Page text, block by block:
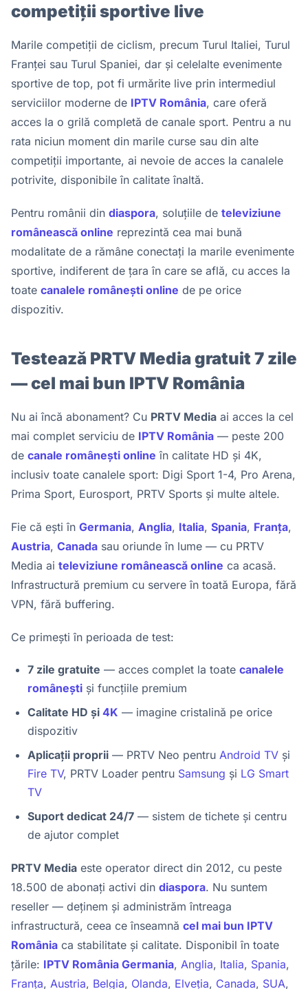
competiții sportive live
Marile competiții de ciclism, precum Turul Italiei, Turul
Franței sau Turul Spaniei, dar și celelalte evenimente
sportive de top, pot fi urmărite live prin intermediul
serviciilor moderne de IPTV România, care oferă
acces la o grilă completă de canale sport. Pentru a nu
rata niciun moment din marile curse sau din alte
competiții importante, ai nevoie de acces la canalele
potrivite, disponibile în calitate înaltă.
Pentru românii din diaspora, soluțiile de televiziune
românească online reprezintă cea mai bună
modalitate de a rămâne conectați la marile evenimente
sportive, indiferent de țara în care se află, cu acces la
toate canalele românești online de pe orice
dispozitiv.
Testează PRTV Media gratuit 7 zile
— cel mai bun IPTV România
Nu ai încă abonament? Cu PRTV Media ai acces la cel
mai complet serviciu de IPTV România — peste 200
de canale românești online în calitate HD și 4K,
inclusiv toate canalele sport: Digi Sport 1-4, Pro Arena,
Prima Sport, Eurosport, PRTV Sports și multe altele.
Fie că ești în Germania, Anglia, Italia, Spania, Franța,
Austria, Canada sau oriunde în lume — cu PRTV
Media ai televiziune românească online ca acasă.
Infrastructură premium cu servere în toată Europa, fără
VPN, fără buffering.
Ce primești în perioada de test:
7 zile gratuite — acces complet la toate canalele
românești și funcțiile premium
Calitate HD și 4K — imagine cristalină pe orice
dispozitiv
Aplicații proprii — PRTV Neo pentru Android TV și
Fire TV, PRTV Loader pentru Samsung și LG Smart
TV
Suport dedicat 24/7 — sistem de tichete și centru
de ajutor complet
PRTV Media este operator direct din 2012, cu peste
18.500 de abonați activi din diaspora. Nu suntem
reseller — deținem și administrăm întreaga
infrastructură, ceea ce înseamnă cel mai bun IPTV
România ca stabilitate și calitate. Disponibil în toate
țările: IPTV România Germania, Anglia, Italia, Spania,
Franța, Austria, Belgia, Olanda, Elveția, Canada, SUA,